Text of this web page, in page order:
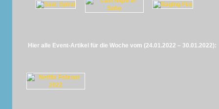
Hier alle Event-Artikel für die Woche vom (24.01.2022 – 30.01.2022):